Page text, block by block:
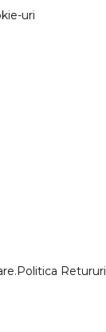
uri
Retururi